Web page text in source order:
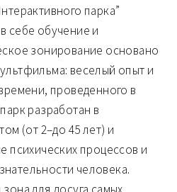
парка”
себе обучение и
зонирование основано
веселый опыт и
проведенного в
разработан в
(от 2–до 45 лет) и
психических процессов и
человека.